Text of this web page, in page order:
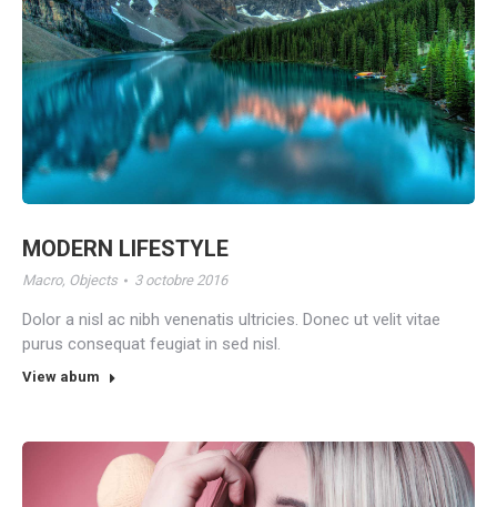
MODERN LIFESTYLE
Macro, Objects 3 octobre 2016
Dolor a nisl ac nibh venenatis ultricies. Donec ut velit vitae
purus consequat feugiat in sed nisl.
View abum